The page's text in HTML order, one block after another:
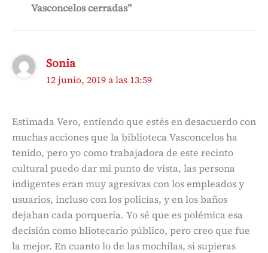
Vasconcelos cerradas”
Sonia
12 junio, 2019 a las 13:59
Estimada Vero, entiendo que estés en desacuerdo con
muchas acciones que la biblioteca Vasconcelos ha
tenido, pero yo como trabajadora de este recinto
cultural puedo dar mi punto de vista, las persona
indigentes eran muy agresivas con los empleados y
usuarios, incluso con los policías, y en los baños
dejaban cada porquería. Yo sé que es polémica esa
decisión como bliotecario público, pero creo que fue
la mejor. En cuanto lo de las mochilas, si supieras